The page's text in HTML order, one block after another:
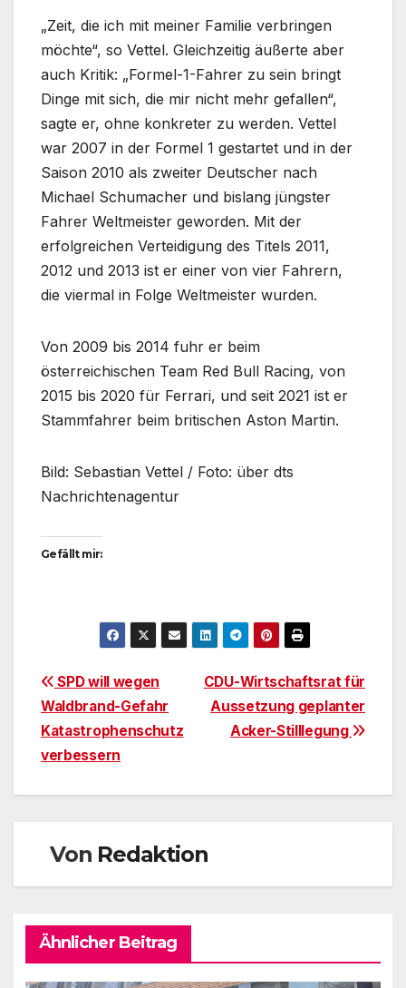
„Zeit, die ich mit meiner Familie verbringen
möchte“, so Vettel. Gleichzeitig äußerte aber
auch Kritik: „Formel-1-Fahrer zu sein bringt
Dinge mit sich, die mir nicht mehr gefallen“,
sagte er, ohne konkreter zu werden. Vettel
war 2007 in der Formel 1 gestartet und in der
Saison 2010 als zweiter Deutscher nach
Michael Schumacher und bislang jüngster
Fahrer Weltmeister geworden. Mit der
erfolgreichen Verteidigung des Titels 2011,
2012 und 2013 ist er einer von vier Fahrern,
die viermal in Folge Weltmeister wurden.
Von 2009 bis 2014 fuhr er beim
österreichischen Team Red Bull Racing, von
2015 bis 2020 für Ferrari, und seit 2021 ist er
Stammfahrer beim britischen Aston Martin.
Bild: Sebastian Vettel / Foto: über dts
Nachrichtenagentur
Gefällt mir:
Beitragsnavigation
CDU-Wirtschaftsrat für
Aussetzung geplanter
Acker-Stilllegung
SPD will wegen
Waldbrand-Gefahr
Katastrophenschutz
verbessern
Von Redaktion
Ähnlicher Beitrag